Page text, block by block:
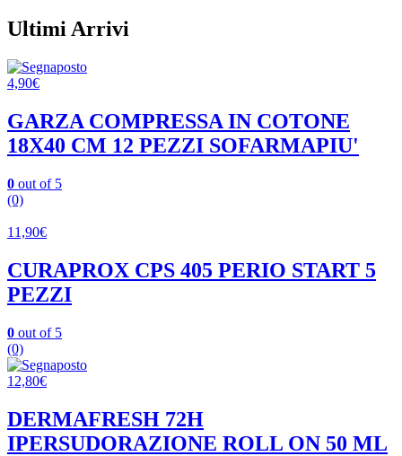
Ultimi Arrivi
4,90€
GARZA COMPRESSA IN COTONE
18X40 CM 12 PEZZI SOFARMAPIU'
0 out of 5
(0)
11,90€
CURAPROX CPS 405 PERIO START 5
PEZZI
0 out of 5
(0)
12,80€
DERMAFRESH 72H
IPERSUDORAZIONE ROLL ON 50 ML